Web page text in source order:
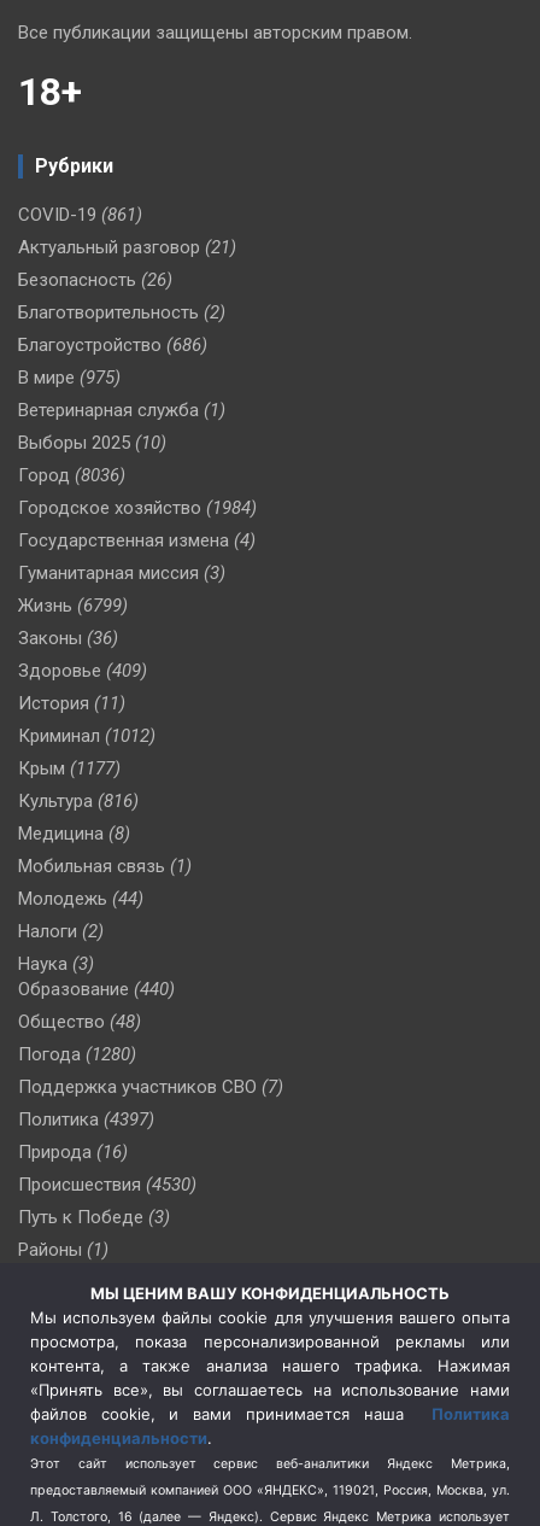
Все публикации защищены авторским правом.
18+
Рубрики
COVID-19 (861)
Актуальный разговор (21)
Безопасность (26)
Благотворительность (2)
Благоустройство (686)
В мире (975)
Ветеринарная служба (1)
Выборы 2025 (10)
Город (8036)
Городское хозяйство (1984)
Государственная измена (4)
Гуманитарная миссия (3)
Жизнь (6799)
Законы (36)
Здоровье (409)
История (11)
Криминал (1012)
Крым (1177)
Культура (816)
Медицина (8)
Мобильная связь (1)
Молодежь (44)
Налоги (2)
Наука (3)
Образование (440)
Общество (48)
Погода (1280)
Поддержка участников СВО (7)
Политика (4397)
Природа (16)
Происшествия (4530)
Путь к Победе (3)
Районы (1)
(510)
Сельское хозяйство (3)
Социальная политика
(3)
Спецоперация в Украине
Спецоперация на Украине
(404)
Спорт (740)
Терроризм (1)
МЫ ЦЕНИМ ВАШУ КОНФИДЕНЦИАЛЬНОСТЬ
Мы используем файлы cookie для улучшения вашего опыта
просмотра, показа персонализированной рекламы или
контента, а также анализа нашего трафика. Нажимая
«Принять все», вы соглашаетесь на использование нами
файлов cookie, и вами принимается наша Политика
конфиденциальности.
Этот сайт использует сервис веб-аналитики Яндекс Метрика,
предоставляемый компанией ООО «ЯНДЕКС», 119021, Россия, Москва, ул.
Л. Толстого, 16 (далее — Яндекс). Сервис Яндекс Метрика использует